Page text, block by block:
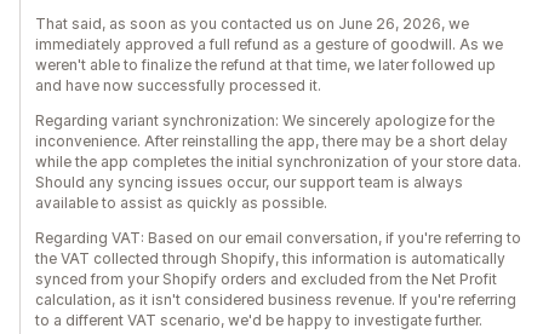
That said, as soon as you contacted us on June 26, 2026, we
immediately approved a full refund as a gesture of goodwill. As we
weren't able to finalize the refund at that time, we later followed up
and have now successfully processed it.
Regarding variant synchronization: We sincerely apologize for the
inconvenience. After reinstalling the app, there may be a short delay
while the app completes the initial synchronization of your store data.
Should any syncing issues occur, our support team is always
available to assist as quickly as possible.
Regarding VAT: Based on our email conversation, if you're referring to
the VAT collected through Shopify, this information is automatically
synced from your Shopify orders and excluded from the Net Profit
calculation, as it isn't considered business revenue. If you're referring
to a different VAT scenario, we'd be happy to investigate further.